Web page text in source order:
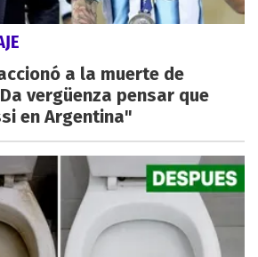
a la muerte de
vergüenza pensar que
en Argentina"